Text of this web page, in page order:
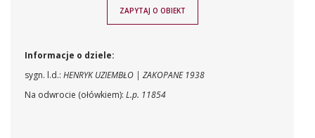
ZAPYTAJ O OBIEKT
Informacje o dziele:
sygn. l.d.: HENRYK UZIEMBŁO | ZAKOPANE 1938
Na odwrocie (ołówkiem): L.p. 11854